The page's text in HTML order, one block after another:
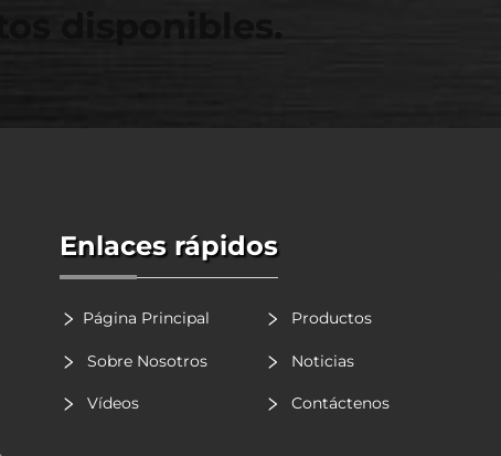
Enlaces rápidos
Página Principal Productos
Sobre Nosotros Noticias
Vídeos Contáctenos